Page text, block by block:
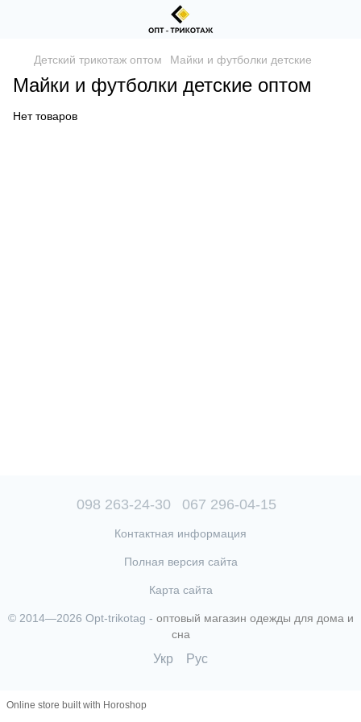
Детский трикотаж оптом Майки и футболки детские
Майки и футболки детские оптом
Нет товаров
098 263-24-30 067 296-04-15
Контактная информация
Полная версия сайта
Карта сайта
© 2014—2026 Opt-trikotag - оптовый магазин одежды для дома и
сна
Укр Рус
Online store built with Horoshop